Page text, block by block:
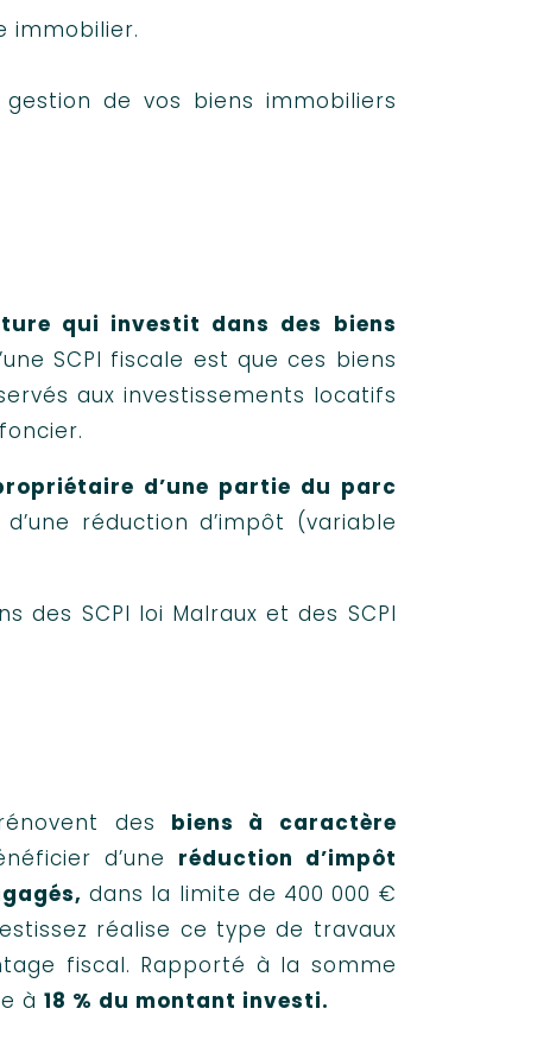
immobilier.
de vos biens immobiliers
qui investit dans des biens
SCPI fiscale est que ces biens
aux investissements locatifs
d’une partie du parc
réduction d’impôt (variable
des SCPI loi Malraux et des SCPI
des biens à caractère
d’une réduction d’impôt
dans la limite de 400 000 €
réalise ce type de travaux
fiscal. Rapporté à la somme
à18 % du montant investi.